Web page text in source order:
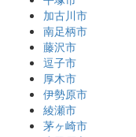
加古川市
南足柄市
藤沢市
逗子市
厚木市
伊勢原市
綾瀬市
茅ヶ崎市